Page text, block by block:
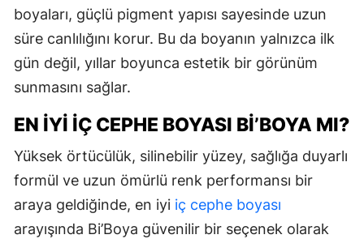
boyaları, güçlü pigment yapısı sayesinde uzun
süre canlılığını korur. Bu da boyanın yalnızca ilk
gün değil, yıllar boyunca estetik bir görünüm
sunmasını sağlar.
EN İYI İÇ CEPHE BOYASI BI’BOYA MI?
Yüksek örtücülük, silinebilir yüzey, sağlığa duyarlı
formül ve uzun ömürlü renk performansı bir
araya geldiğinde, en iyi iç cephe boyası
arayışında Bi’Boya güvenilir bir seçenek olarak